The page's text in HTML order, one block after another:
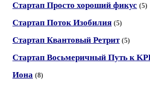
Стартап Просто хороший фикус (5)
Стартап Поток Изобилия (5)
Стартап Квантовый Ретрит (5)
Стартап Восьмеричный Путь к
Иона (8)